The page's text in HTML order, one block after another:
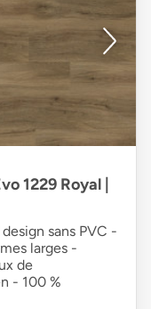
1229 Royal |
sans PVC -
larges -
de
- 100 %